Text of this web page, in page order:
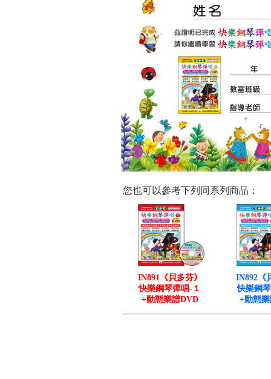
您也可以參考下列同系列商品：
IN891《貝多芬》
快樂鋼琴彈唱-１
+動態樂譜DVD
IN892《
快樂鋼
+動態